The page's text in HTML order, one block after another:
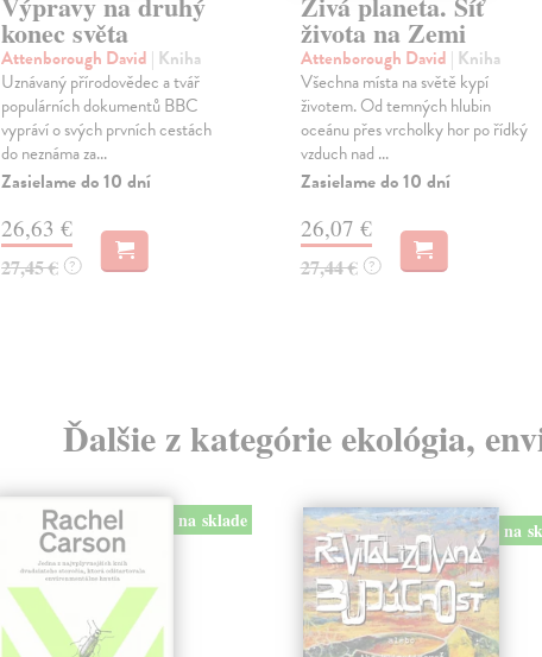
konec světa
Attenborough David | Kniha
Uznávaný přírodovědec a tvář
populárních dokumentů BBC
vypráví o svých prvních cestách
do neznáma za...
Zasielame do 10 dní
26,63 €
27,45 € ?
života na Zemi
Attenborough David | Kniha
Všechna místa na světě kypí
životem. Od temných hlubin
oceánu přes vrcholky hor po řídký
vzduch nad ...
Zasielame do 10 dní
26,07 €
27,44 € ?
Ďalšie z kategórie ekológia,
na sklade na